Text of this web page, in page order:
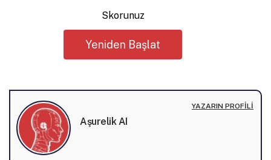
Skorunuz
Yeniden Başlat
Aşurelik AI
YAZARIN PROFILI